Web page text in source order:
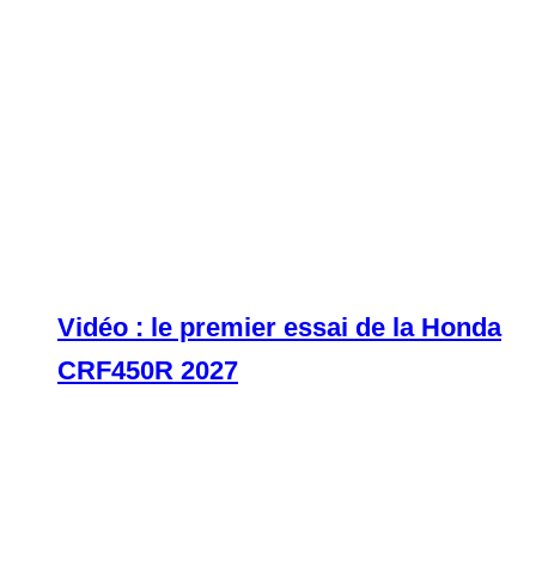
Vidéo : le premier essai de la Honda
CRF450R 2027